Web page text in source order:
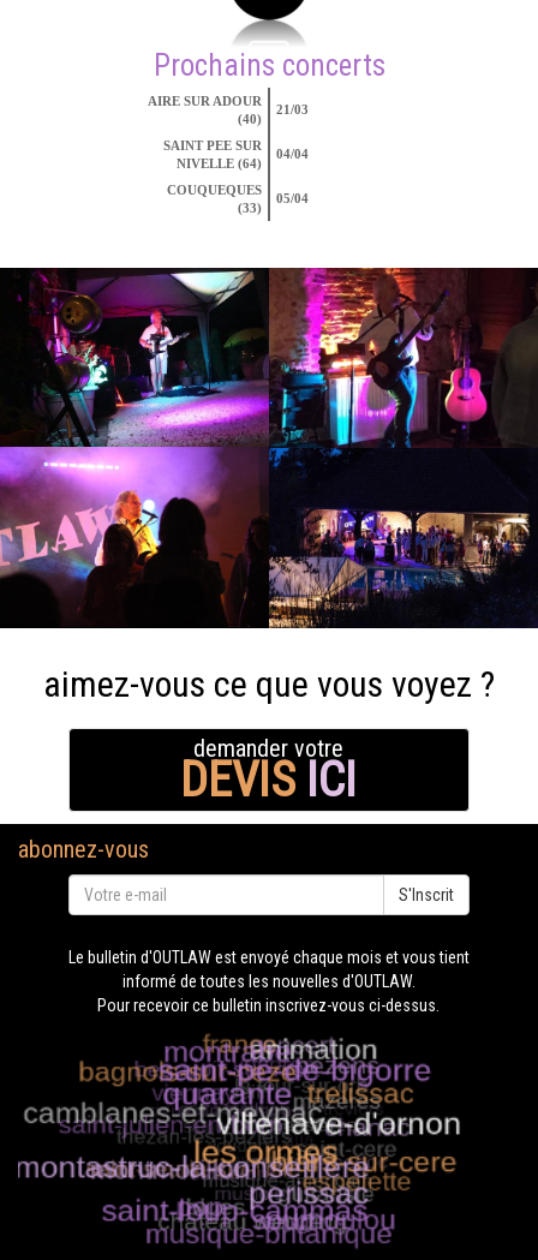
Prochains concerts
AIRE SUR ADOUR
(40)
21/03
SAINT PEE SUR
NIVELLE (64)
04/04
COUQUEQUES
(33)
05/04
aimez-vous ce que vous voyez ?
demander votre
DEVIS ICI
abonnez-vous
S'Inscrit
Le bulletin d'OUTLAW est envoyé chaque mois et vous tient
informé de toutes les nouvelles d'OUTLAW.
Pour recevoir ce bulletin inscrivez-vous ci-dessus.